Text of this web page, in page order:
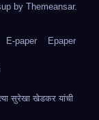
by Themeansar.
E-paper Epaper
सुरेखा खेडकर यांची